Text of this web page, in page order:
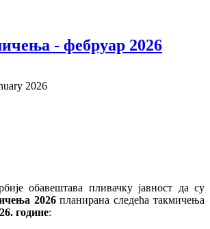
- фебруар 2026
2026
обавештава пливачку јавност да су
2026планирана следећа такмичења
године: